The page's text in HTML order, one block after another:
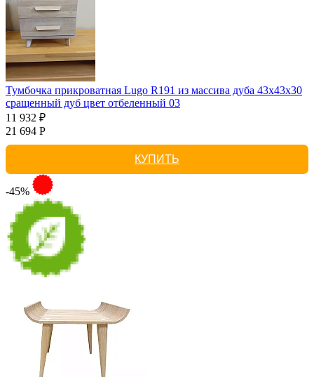
Тумбочка прикроватная Lugo R191 из массива дуба 43х43х30
сращенный дуб цвет отбеленный 03
11 932 ₽
21 694 Р
КУПИТЬ
-45%